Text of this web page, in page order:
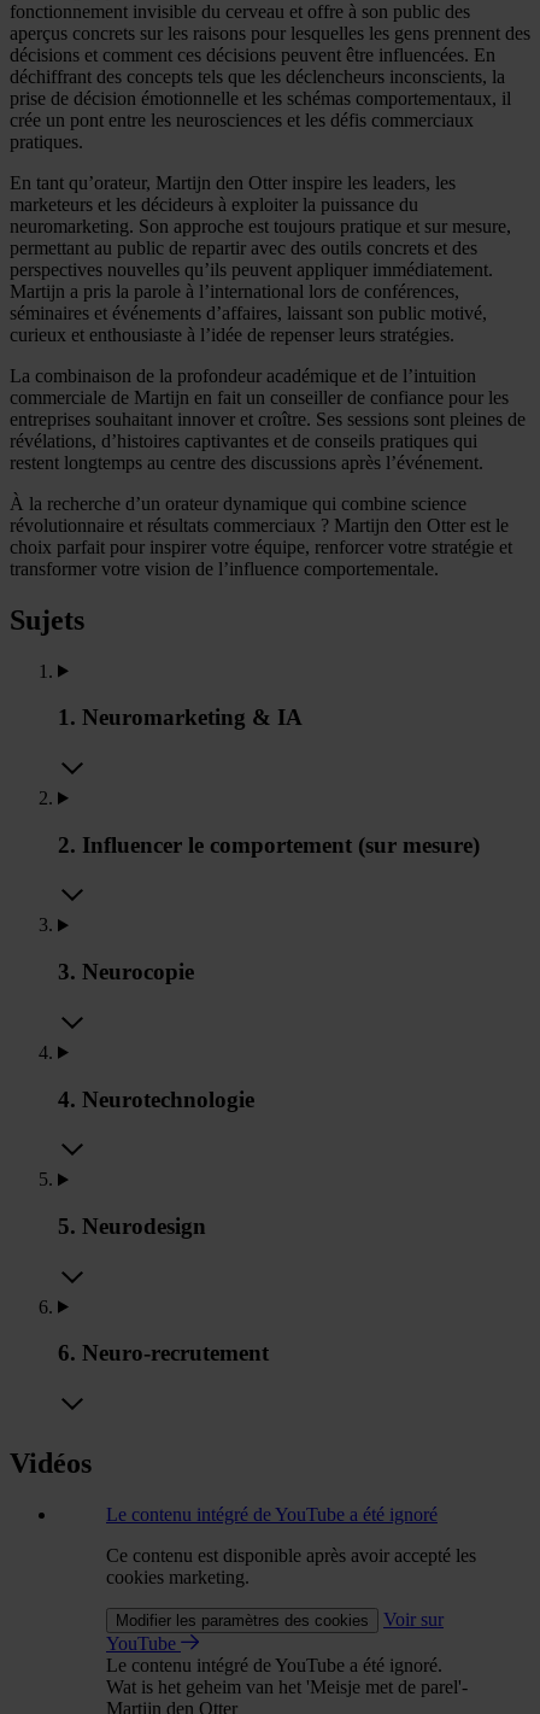
fonctionnement invisible du cerveau et offre à son public des
aperçus concrets sur les raisons pour lesquelles les gens prennent des
décisions et comment ces décisions peuvent être influencées. En
déchiffrant des concepts tels que les déclencheurs inconscients, la
prise de décision émotionnelle et les schémas comportementaux, il
crée un pont entre les neurosciences et les défis commerciaux
pratiques.
En tant qu’orateur, Martijn den Otter inspire les leaders, les
marketeurs et les décideurs à exploiter la puissance du
neuromarketing. Son approche est toujours pratique et sur mesure,
permettant au public de repartir avec des outils concrets et des
perspectives nouvelles qu’ils peuvent appliquer immédiatement.
Martijn a pris la parole à l’international lors de conférences,
séminaires et événements d’affaires, laissant son public motivé,
curieux et enthousiaste à l’idée de repenser leurs stratégies.
La combinaison de la profondeur académique et de l’intuition
commerciale de Martijn en fait un conseiller de confiance pour les
entreprises souhaitant innover et croître. Ses sessions sont pleines de
révélations, d’histoires captivantes et de conseils pratiques qui
restent longtemps au centre des discussions après l’événement.
À la recherche d’un orateur dynamique qui combine science
révolutionnaire et résultats commerciaux ? Martijn den Otter est le
choix parfait pour inspirer votre équipe, renforcer votre stratégie et
transformer votre vision de l’influence comportementale.
Sujets
1. Neuromarketing & IA
2. Influencer le comportement (sur mesure)
3. Neurocopie
4. Neurotechnologie
5. Neurodesign
6. Neuro-recrutement
Vidéos
Le contenu intégré de YouTube a été ignoré
Ce contenu est disponible après avoir accepté les
cookies marketing.
Modifier les paramètres des cookies
Voir sur
YouTube
Le contenu intégré de YouTube a été ignoré.
Wat is het geheim van het 'Meisje met de parel'-
Martijn den Otter